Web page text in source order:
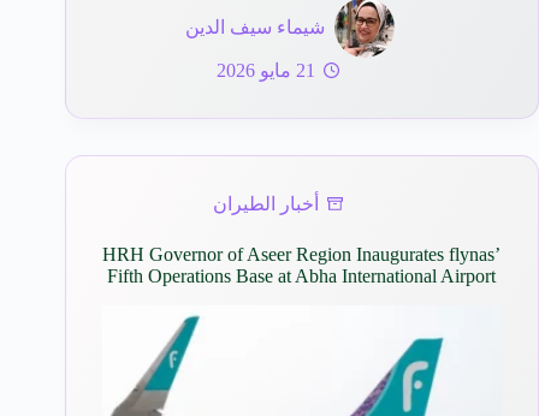
شيماء سيف الدين
21 مايو 2026
أخبار الطيران
HRH Governor of Aseer Region Inaugurates flynas’
Fifth Operations Base at Abha International Airport